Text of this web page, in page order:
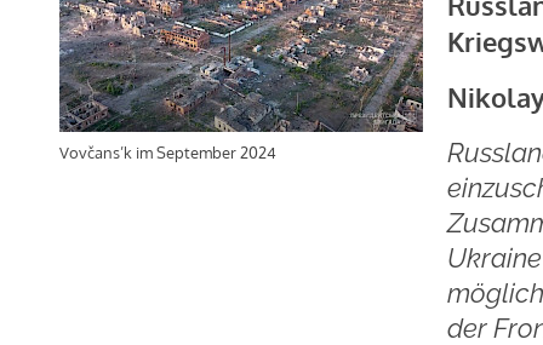
Vovčans’k im September 2024
der